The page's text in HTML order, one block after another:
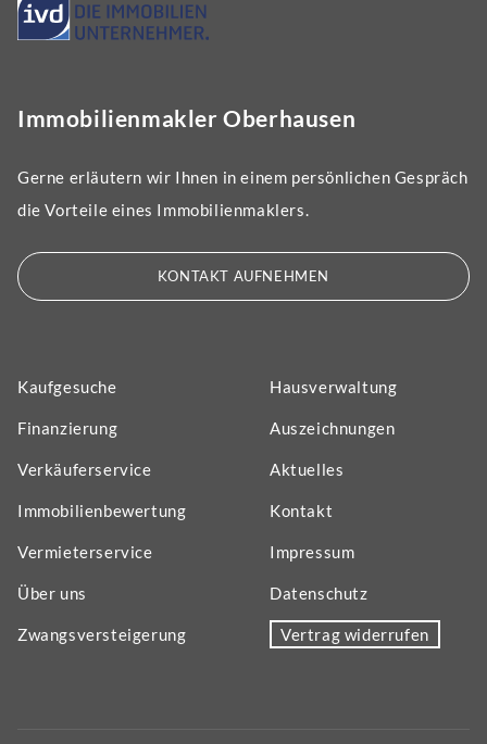
Immobilienmakler Oberhausen
Gerne erläutern wir Ihnen in einem persönlichen Gespräch
die Vorteile eines Immobilienmaklers.
KONTAKT AUFNEHMEN
Kaufgesuche
Finanzierung
Verkäuferservice
Immobilienbewertung
Vermieterservice
Über uns
Zwangsversteigerung
Hausverwaltung
Auszeichnungen
Aktuelles
Kontakt
Impressum
Datenschutz
Vertrag widerrufen